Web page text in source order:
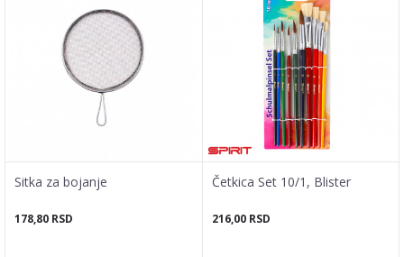
Sitka za bojanje
178,80 RSD
Četkica Set 10/1, Blister
216,00 RSD